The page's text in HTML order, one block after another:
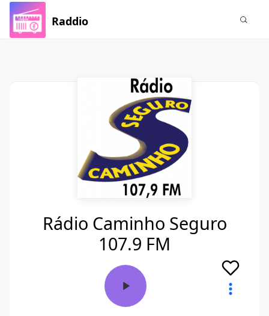
Raddio
Rádio Caminho Seguro
107.9 FM